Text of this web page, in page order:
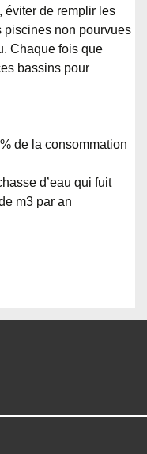
éviter de remplir les
piscines non pourvues
Chaque fois que
bassins pour
de la consommation
d’eau qui fuit
m3 par an